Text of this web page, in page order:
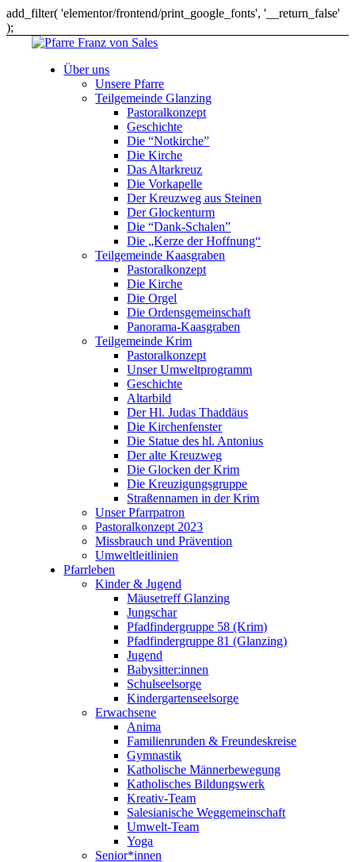
add_filter( 'elementor/frontend/print_google_fonts', '__return_false'
);
Über uns
Unsere Pfarre
Teilgemeinde Glanzing
Pastoralkonzept
Geschichte
Die “Notkirche”
Die Kirche
Das Altarkreuz
Die Vorkapelle
Der Kreuzweg aus Steinen
Der Glockenturm
Die “Dank-Schalen”
Die „Kerze der Hoffnung“
Teilgemeinde Kaasgraben
Pastoralkonzept
Die Kirche
Die Orgel
Die Ordensgemeinschaft
Panorama-Kaasgraben
Teilgemeinde Krim
Pastoralkonzept
Unser Umweltprogramm
Geschichte
Altarbild
Der Hl. Judas Thaddäus
Die Kirchenfenster
Die Statue des hl. Antonius
Der alte Kreuzweg
Die Glocken der Krim
Die Kreuzigungsgruppe
Straßennamen in der Krim
Unser Pfarrpatron
Pastoralkonzept 2023
Missbrauch und Prävention
Umweltleitlinien
Pfarrleben
Kinder & Jugend
Mäusetreff Glanzing
Jungschar
Pfadfindergruppe 58 (Krim)
Pfadfindergruppe 81 (Glanzing)
Jugend
Babysitter:innen
Schulseelsorge
Kindergartenseelsorge
Erwachsene
Anima
Familienrunden & Freundeskreise
Gymnastik
Katholische Männerbewegung
Katholisches Bildungswerk
Kreativ-Team
Salesianische Weggemeinschaft
Umwelt-Team
Yoga
Senior*innen